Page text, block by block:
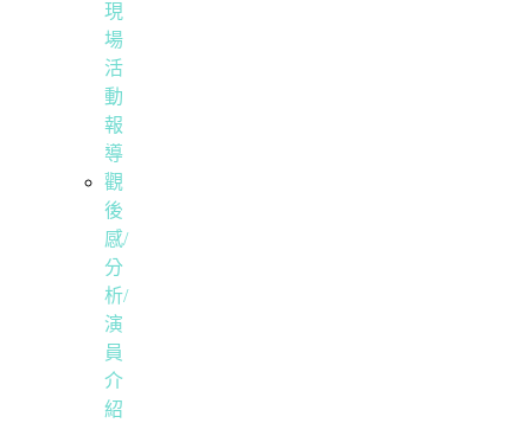
現
場
活
動
報
導
觀
後
感/
分
析/
演
員
介
紹